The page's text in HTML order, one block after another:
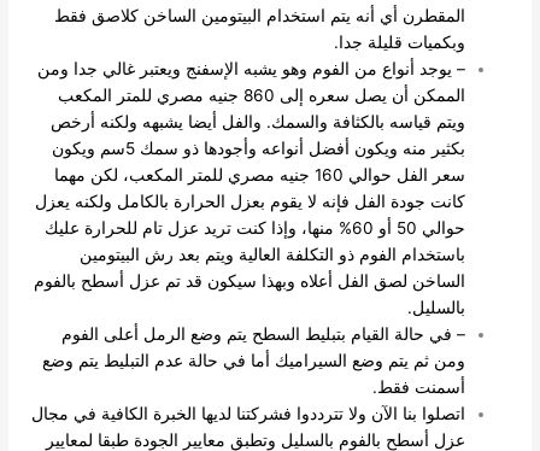
المقطرن أي أنه يتم استخدام البيتومين الساخن كلاصق فقط
وبكميات قليلة جدا.
– يوجد أنواع من الفوم وهو يشبه الإسفنج ويعتبر غالي جدا ومن
الممكن أن يصل سعره إلى 860 جنيه مصري للمتر المكعب
ويتم قياسه بالكثافة والسمك. والفل أيضا يشبهه ولكنه أرخص
بكثير منه ويكون أفضل أنواعه وأجودها ذو سمك 5سم ويكون
سعر الفل حوالي 160 جنيه مصري للمتر المكعب، لكن مهما
كانت جودة الفل فإنه لا يقوم بعزل الحرارة بالكامل ولكنه يعزل
حوالي 50 أو 60% منها، وإذا كنت تريد عزل تام للحرارة عليك
باستخدام الفوم ذو التكلفة العالية ويتم بعد رش البيتومين
الساخن لصق الفل أعلاه وبهذا سيكون قد تم عزل أسطح بالفوم
بالسليل.
– في حالة القيام بتبليط السطح يتم وضع الرمل أعلى الفوم
ومن ثم يتم وضع السيراميك أما في حالة عدم التبليط يتم وضع
أسمنت فقط.
اتصلوا بنا الآن ولا تترددوا فشركتنا لديها الخبرة الكافية في مجال
عزل أسطح بالفوم بالسليل وتطبق معايير الجودة طبقا لمعايير